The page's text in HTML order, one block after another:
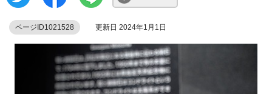
ページID1021528 更新日 2024年1月1日